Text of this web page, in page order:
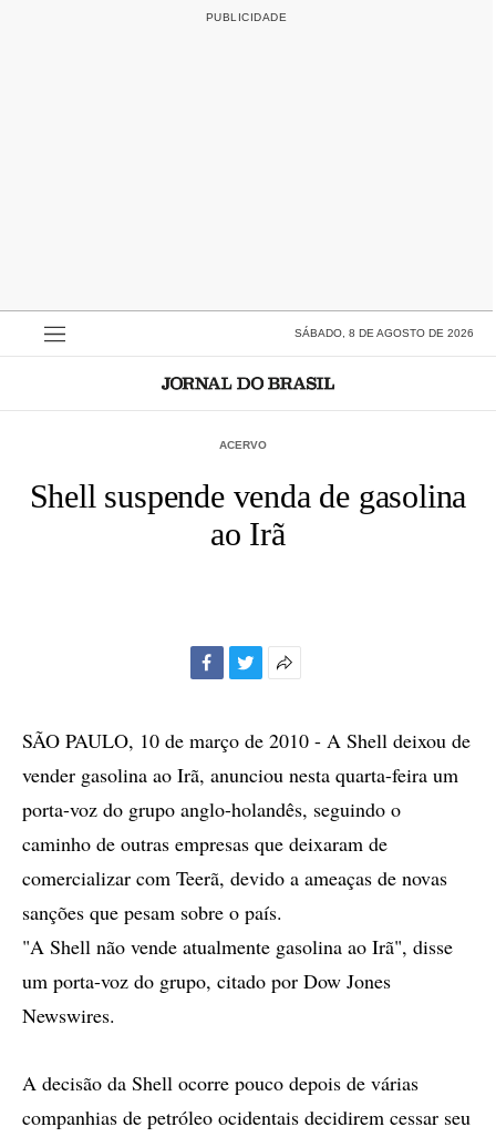
SÁBADO, 8 DE AGOSTO DE 2026
ACERVO
Shell suspende venda de gasolina
ao Irã
compartilhamento
SÃO PAULO, 10 de março de 2010 - A Shell deixou de
vender gasolina ao Irã, anunciou nesta quarta-feira um
porta-voz do grupo anglo-holandês, seguindo o
caminho de outras empresas que deixaram de
comercializar com Teerã, devido a ameaças de novas
sanções que pesam sobre o país.
"A Shell não vende atualmente gasolina ao Irã", disse
um porta-voz do grupo, citado por Dow Jones
Newswires.
A decisão da Shell ocorre pouco depois de várias
companhias de petróleo ocidentais decidirem cessar seu